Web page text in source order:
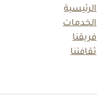
الرئيسية
الخدمات
فريقنا
ثقافتنا